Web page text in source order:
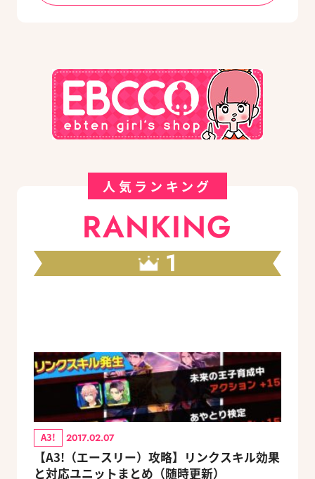
人気ランキング
RANKING
1
A3! 2017.02.07
【A3!（エースリー）攻略】リンクスキル効果
と対応ユニットまとめ（随時更新）